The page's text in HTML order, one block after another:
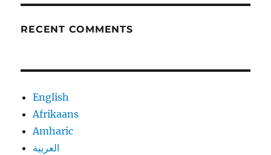
RECENT COMMENTS
English
Afrikaans
Amharic
العربية